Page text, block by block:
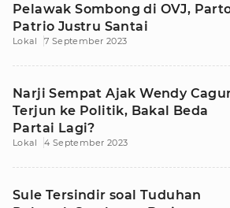
Pelawak Sombong di OVJ,
Patrio Justru Santai
Lokal 7 September 2023
Narji Sempat Ajak Wendy
Terjun ke Politik, Bakal Beda
Partai Lagi?
Lokal 4 September 2023
Sule Tersindir soal Tuduhan